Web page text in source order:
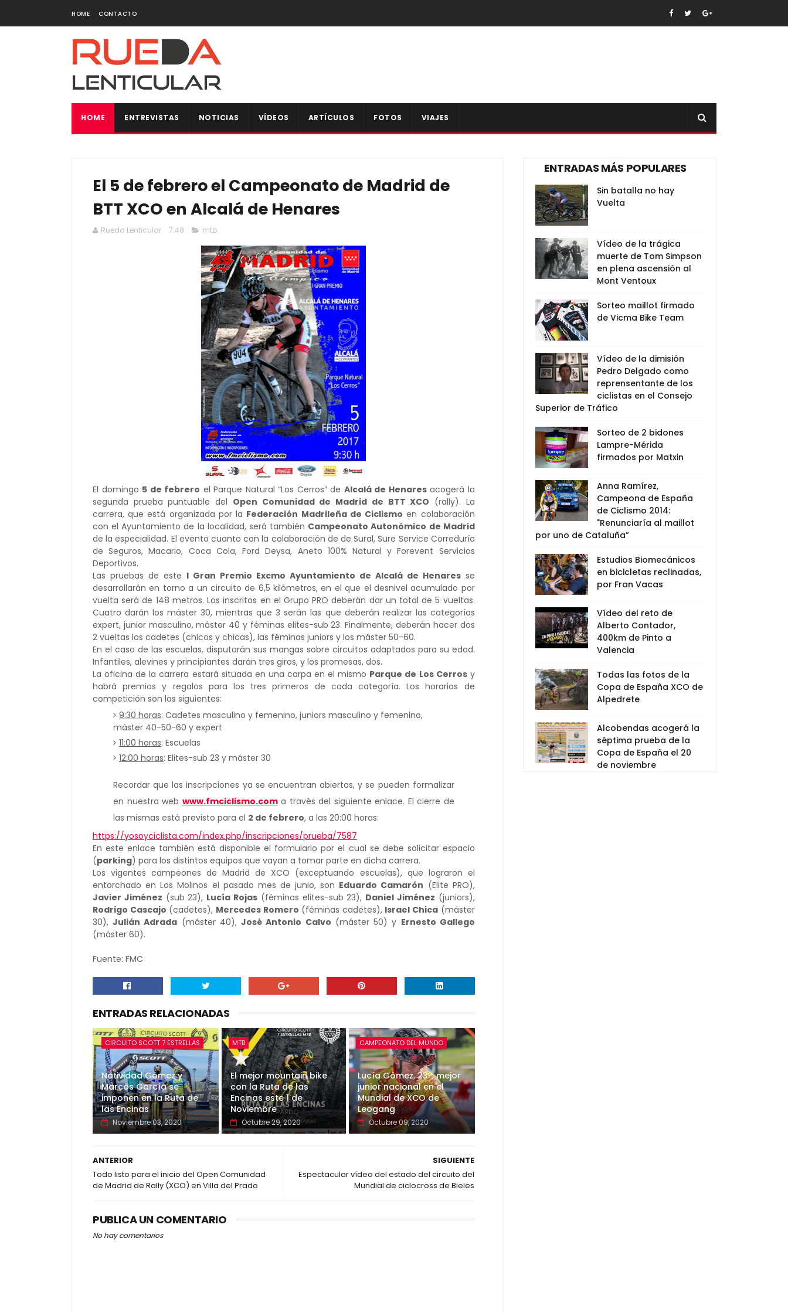
HOME CONTACTO
HOME ENTREVISTAS NOTICIAS VÍDEOS ARTÍCULOS FOTOS VIAJES
El 5 de febrero el Campeonato de Madrid de
BTT XCO en Alcalá de Henares
Rueda Lenticular 7:48 mtb
El domingo 5 de febrero el Parque Natural “Los Cerros” de Alcalá de Henaresacogerá la
segunda prueba puntuable del Open Comunidad de Madrid de BTT XCO (rally). La
carrera, que está organizada por la Federación Madrileña de Ciclismo en colaboración
con el Ayuntamiento de la localidad, será también Campeonato Autonómico de Madrid
de la especialidad. El evento cuanto con la colaboración de de Sural, Sure Service Correduría
de Seguros, Macario, Coca Cola, Ford Deysa, Aneto 100% Natural y Forevent Servicios
Deportivos.
Las pruebas de este I Gran Premio Excmo Ayuntamiento de Alcalá de Henaresse
desarrollarán en torno a un circuito de 6,5 kilómetros, en el que el desnivel acumulado por
vuelta será de 148 metros. Los inscritos en el Grupo PRO deberán dar un total de 5 vueltas.
Cuatro darán los máster 30, mientras que 3 serán las que deberán realizar las categorías
expert, junior masculino, máster 40 y féminas elites-sub 23. Finalmente, deberán hacer dos
2 vueltas los cadetes (chicos y chicas), las féminas juniors y los máster 50-60.
En el caso de las escuelas, disputarán sus mangas sobre circuitos adaptados para su edad.
Infantiles, alevines y principiantes darán tres giros, y los promesas, dos.
La oficina de la carrera estará situada en una carpa en el mismo Parque de Los Cerrosy
habrá premios y regalos para los tres primeros de cada categoría. Los horarios de
competición son los siguientes:
9:30 horas: Cadetes masculino y femenino, juniors masculino y femenino,
máster 40-50-60 y expert
11:00 horas: Escuelas
12:00 horas: Elites-sub 23 y máster 30
Recordar que las inscripciones ya se encuentran abiertas, y se pueden formalizar
en nuestra web www.fmciclismo.coma través del siguiente enlace. El cierre de
las mismas está previsto para el 2 de febrero, a las 20:00 horas:
https://yosoyciclista.com/index.php/inscripciones/prueba/7587
En este enlace también está disponible el formulario por el cual se debe solicitar espacio
(parking) para los distintos equipos que vayan a tomar parte en dicha carrera.
Los vigentes campeones de Madrid de XCO (exceptuando escuelas), que lograron el
entorchado en Los Molinos el pasado mes de junio, son Eduardo Camarón (Elite PRO),
Javier Jiménez (sub 23), Lucía Rojas(féminas elites-sub 23), Daniel Jiménez (juniors),
Rodrigo Cascajo (cadetes), Mercedes Romero (féminas cadetes), Israel Chica (máster
30),Julián Adrada (máster 40),José Antonio Calvo (máster 50) y Ernesto Gallego
(máster 60).
Fuente: FMC
ENTRADAS RELACIONADAS
CIRCUITO SCOTT 7 ESTRELLAS
Natividad Gómez y
Marcos García se
imponen en la Ruta de
las Encinas
Noviembre 03, 2020
MTB
El mejor mountain bike
con la Ruta de las
Encinas este 1 de
Noviembre
Octubre 29, 2020
CAMPEONATO DEL MUNDO
Lucía Gómez, 23ª, mejor
junior nacional en el
Mundial de XCO de
Leogang
Octubre 09, 2020
SIGUIENTE
Espectacular vídeo del estado del circuito del
Mundial de ciclocross de Bieles
ANTERIOR
Todo listo para el inicio del Open Comunidad
de Madrid de Rally (XCO) en Villa del Prado
PUBLICA UN COMENTARIO
No hay comentarios
ENTRADAS MÁS POPULARES
Sin batalla no hay
Vuelta
Vídeo de la trágica
muerte de Tom Simpson
en plena ascensión al
Mont Ventoux
Sorteo maillot firmado
de Vicma Bike Team
Vídeo de la dimisión
Pedro Delgado como
reprensentante de los
ciclistas en el Consejo
Superior de Tráfico
Sorteo de 2 bidones
Lampre-Mérida
firmados por Matxin
Anna Ramírez,
Campeona de España
de Ciclismo 2014:
"Renunciaría al maillot
por uno de Cataluña”
Estudios Biomecánicos
en bicicletas reclinadas,
por Fran Vacas
Vídeo del reto de
Alberto Contador,
400km de Pinto a
Valencia
Todas las fotos de la
Copa de España XCO de
Alpedrete
Alcobendas acogerá la
séptima prueba de la
Copa de España el 20
de noviembre